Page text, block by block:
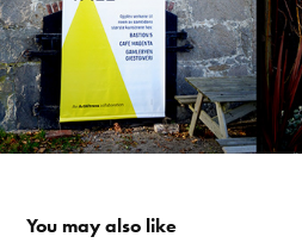
You may also like